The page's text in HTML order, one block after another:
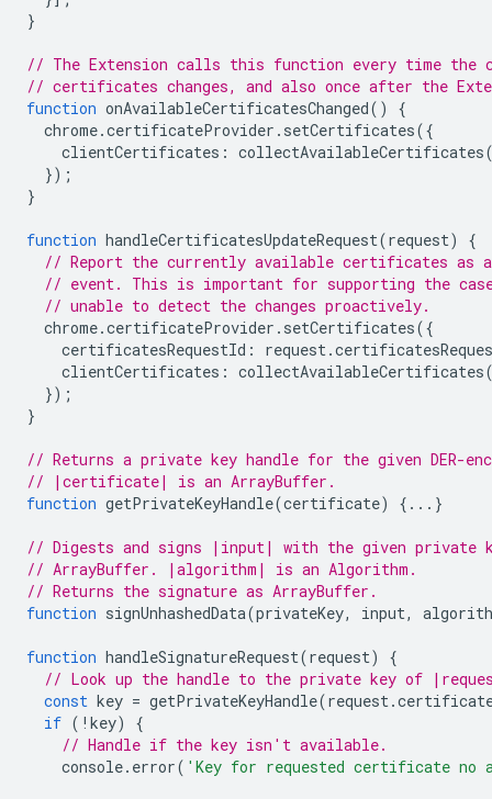
}
// The Extension calls this function every time
// certificates changes, and also once after the
function onAvailableCertificatesChanged()
{
chrome.certificateProvider . setCertificates({
clientCertificates : collectAvailableCertificates
});
}
function handleCertificatesUpdateRequest(request)
{
// Report the currently available certificates as a
// event. This is important for supporting the
// unable to detect the changes proactively.
chrome.certificateProvider . setCertificates({
certificatesRequestId : request.
clientCertificates : collectAvailableCertificates
});
}
// Returns a private key handle for the given DER-
// |certificate| is an ArrayBuffer.
function getPrivateKeyHandle(certificate) {...}
// Digests and signs |input| with the given
// ArrayBuffer. |algorithm| is an Algorithm.
// Returns the signature as ArrayBuffer.
function signUnhashedData(privateKey, input,
function handleSignatureRequest(request)
{
// Look up the handle to the private key of
const key = getPrivateKeyHandle(request.
if ( ! key)
{
// Handle if the key isn't available.
console. error( 'Key for requested certificate no